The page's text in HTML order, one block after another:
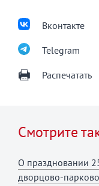
Вконтакте
Telegram
Распечатать
Смотрите
О праздновании
дворцово-